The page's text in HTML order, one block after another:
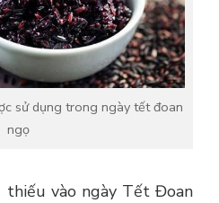
sử dụng trong ngày tết đoan
ngọ
vào ngày Tết Đoan